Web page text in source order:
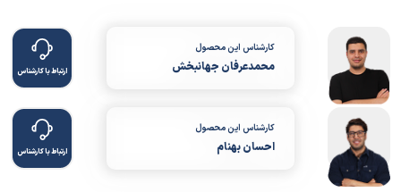
کارشناس این محصول
محمدعرفان جهانبخش ارتباط با کارشناس
کارشناس این محصول
احسان بهنام ارتباط با کارشناس